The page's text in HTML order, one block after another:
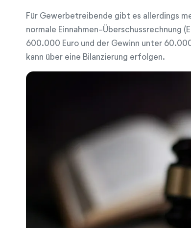
Für Gewerbetreibende gibt es allerdings
normale Einnahmen-Überschussrechnung
600.000 Euro und der Gewinn unter
kann über eine Bilanzierung erfolgen.